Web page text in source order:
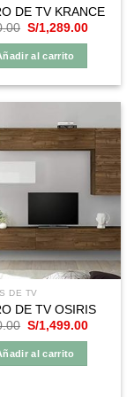
DE TV KRANCE
El
original
era:
S/1,289.00El
al carrito
DE TV
DE TV OSIRIS
El
original
era:
S/1,499.00El
al carrito